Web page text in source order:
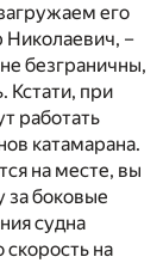
его
Николаевич, –
безграничны,
Кстати, при
работать
катамарана.
на месте, вы
за боковые
судна
скорость на